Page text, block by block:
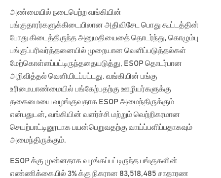
அண்மையில் நடைபெற்ற வங்கியின்
பங்குதாரர்களுக்கிடையிலான அதிவிசேட பொது கூட்டத்தின்
போது கிடைத்திருந்த அனுமதியைதை் தொடர்ந்து, கொழும்பு
பங்குப்பரிவர்த்தனையில் முறையான வெளிப்படுத்தல்கள்
மேற்கொள்ளப்பட்டிருந்ததையடுத்து, ESOP தொடர்பான
அறிவித்தல் வெளியிடப்பட்டது. வங்கியின் பங்கு
உரிமையாண்மையில் பங்கேற்பதற்கு ஊழியர்களுக்கு
தகைமையை வழங்குவதாக ESOP அமைந்திருக்கும்
என்பதுடன், வங்கியின் வளர்ச்சி மற்றும் வெற்றிகரமான
செயற்பாட்டினூடாக பயன்பெறுவதற்கு வாய்ப்பளிப்பதாகவும்
அமைந்திருக்கும்.
ESOP க்கு முன்னதாக வழங்கப்பட்டிருந்த பங்குகளின்
எண்ணிக்கையில் 3% க்கு நிகரான 83,518,485 சாதாரண